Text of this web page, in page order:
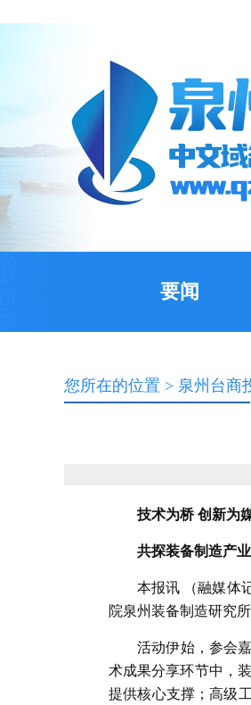
要闻
您所在的位置 > 泉州台商
技术为桥 创新为
共探装备制造产
本报讯 （融媒体
院泉州装备制造研究
活动伊始，参会
术成果分享环节中，
提供核心支撑；高级